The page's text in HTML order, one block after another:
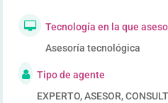
Tecnología en la que
Asesoría tecnológica
Tipo de agente
EXPERTO, ASESOR,